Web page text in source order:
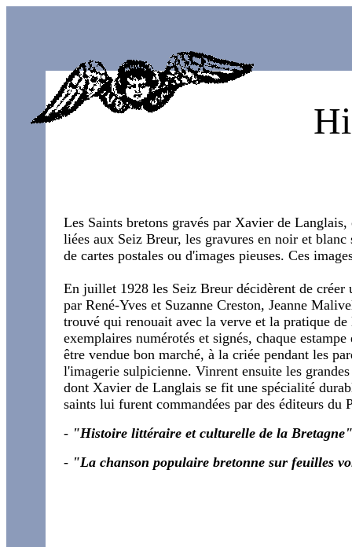
Les Saints bretons gravés par Xavier de
liées aux Seiz Breur, les gravures en noir et
de cartes postales ou d'images pieuses. Ces
En juillet 1928 les Seiz Breur décidèrent de créer
par René-Yves et Suzanne Creston, Jeanne
trouvé qui renouait avec la verve et la pratique
exemplaires numérotés et signés, chaque
être vendue bon marché, à la criée pendant les
l'imagerie sulpicienne. Vinrent ensuite les
dont Xavier de Langlais se fit une spécialité
saints lui furent commandées par des éditeurs
- "Histoire littéraire et culturelle de la Bretagne"
- "La chanson populaire bretonne sur feuilles